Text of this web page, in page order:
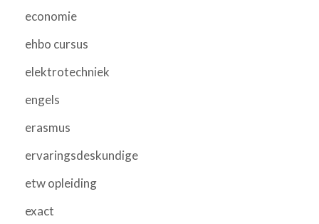
economie
ehbo cursus
elektrotechniek
engels
erasmus
ervaringsdeskundige
etw opleiding
exact